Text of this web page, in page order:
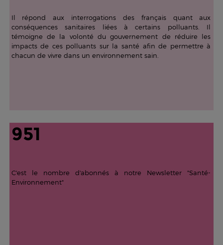
Il répond aux interrogations des français quant aux
conséquences sanitaires liées à certains polluants. Il
témoigne de la volonté du gouvernement de réduire les
impacts de ces polluants sur la santé afin de permettre à
chacun de vivre dans un environnement sain.
951
C'est le nombre d'abonnés à notre Newsletter "Santé-
Environnement"